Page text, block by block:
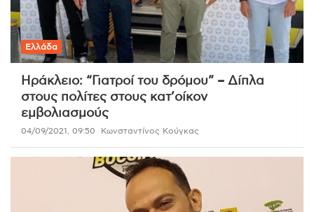
Ελλάδα
Ηράκλειο: “Γιατροί του δρόμου” – Δίπλα
στους πολίτες στους κατ’οίκον
εμβολιασμούς
04/09/2021, 09:50 Κωνσταντίνος Κούγκας